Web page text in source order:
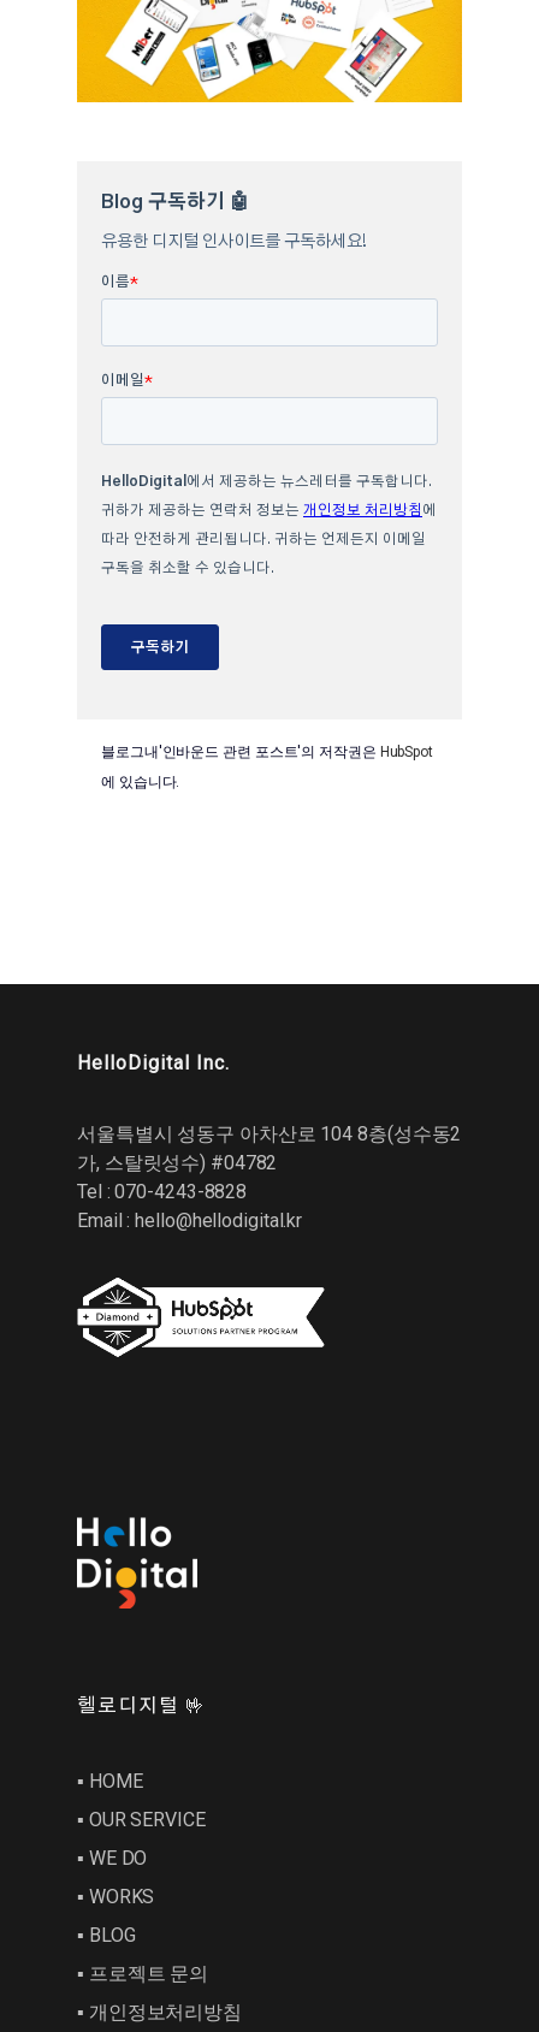
블로그내'인바운드 관련 포스트'의 저작권은 HubSpot
에 있습니다.
HelloDigital Inc.
서울특별시 성동구 아차산로 104 8층(성수동2
가, 스탈릿성수) #04782
Tel : 070-4243-8828
Email :hello@hellodigital.kr
헬로디지털 🤟
▪︎ HOME
▪︎ OUR SERVICE
▪︎ WE DO
▪︎ WORKS
▪︎ BLOG
▪︎ 프로젝트 문의
▪︎ 개인정보처리방침